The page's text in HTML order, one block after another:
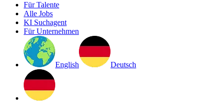
Für Talente
Alle Jobs
KI Suchagent
Für Unternehmen
English Deutsch